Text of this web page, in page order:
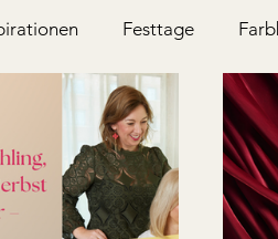
Festtage